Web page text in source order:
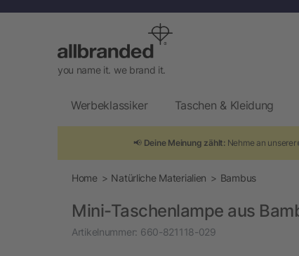
you name it. we brand it.
Werbeklassiker Taschen & Kleidung
📢 Deine Meinung zählt: Nehme an unserer
Home Natürliche Materialien Bambus
Mini-Taschenlampe aus
Artikelnummer: 660-821118-029